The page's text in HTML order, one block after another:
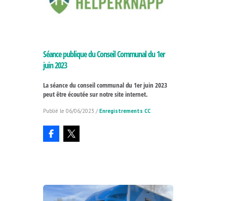
Séance publique du Conseil Communal du 1er
juin 2023
La séance du conseil communal du 1er juin 2023
peut être écoutée sur notre site internet.
06/06/2023 / Enregistrements CC